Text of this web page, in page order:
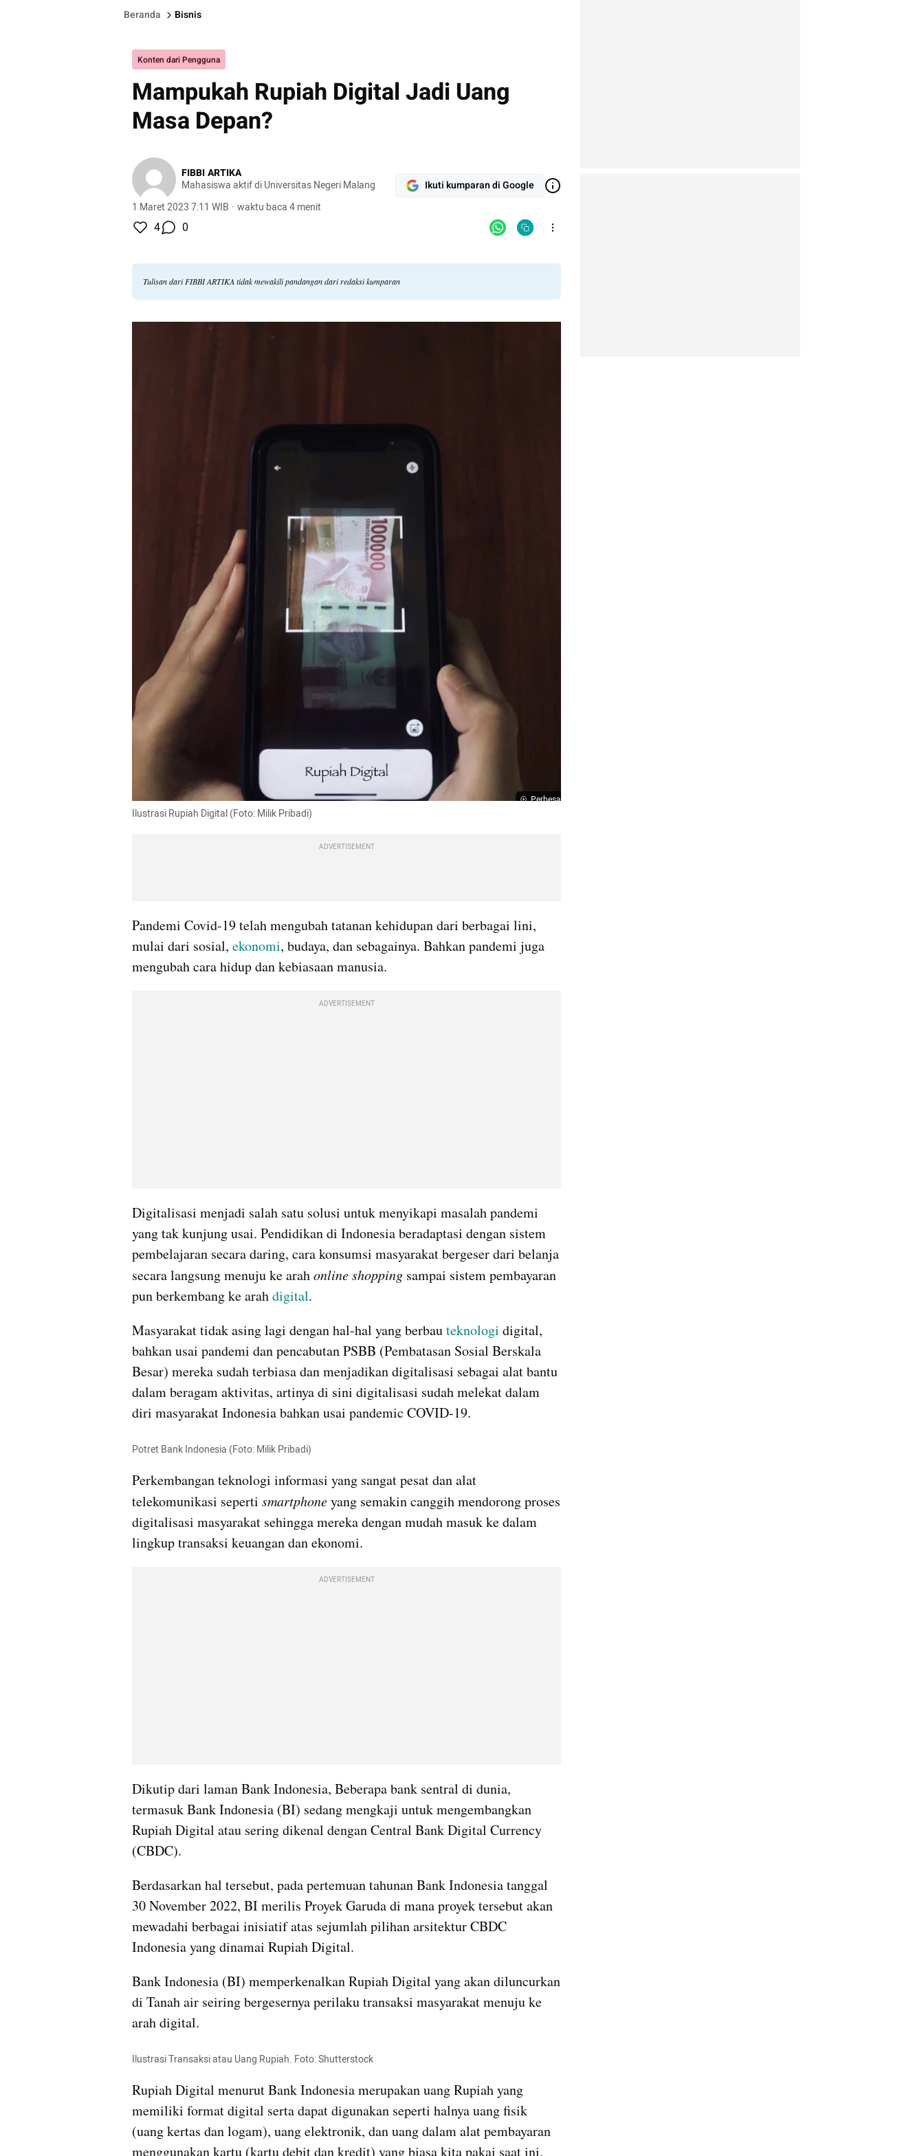
Beranda Bisnis
Konten dari Pengguna
Mampukah Rupiah Digital Jadi Uang
Masa Depan?
FIBBI ARTIKA
Mahasiswa aktif di Universitas Negeri Malang
1 Maret 2023 7:11 WIB · waktu baca 4 menit
Ikuti kumparan di Google
4 0
Tulisan dari FIBBI ARTIKA tidak mewakili pandangan dari redaksi kumparan
Perbesar
Ilustrasi Rupiah Digital (Foto: Milik Pribadi)
ADVERTISEMENT
Pandemi Covid-19 telah mengubah tatanan kehidupan dari berbagai lini,
mulai dari sosial, ekonomi, budaya, dan sebagainya. Bahkan pandemi juga
mengubah cara hidup dan kebiasaan manusia.
ADVERTISEMENT
Digitalisasi menjadi salah satu solusi untuk menyikapi masalah pandemi
yang tak kunjung usai. Pendidikan di Indonesia beradaptasi dengan sistem
pembelajaran secara daring, cara konsumsi masyarakat bergeser dari belanja
secara langsung menuju ke arah online shopping sampai sistem pembayaran
pun berkembang ke arah digital.
Masyarakat tidak asing lagi dengan hal-hal yang berbau teknologi digital,
bahkan usai pandemi dan pencabutan PSBB (Pembatasan Sosial Berskala
Besar) mereka sudah terbiasa dan menjadikan digitalisasi sebagai alat bantu
dalam beragam aktivitas, artinya di sini digitalisasi sudah melekat dalam
diri masyarakat Indonesia bahkan usai pandemic COVID-19.
Potret Bank Indonesia (Foto: Milik Pribadi)
Perkembangan teknologi informasi yang sangat pesat dan alat
telekomunikasi seperti smartphone yang semakin canggih mendorong proses
digitalisasi masyarakat sehingga mereka dengan mudah masuk ke dalam
lingkup transaksi keuangan dan ekonomi.
ADVERTISEMENT
Dikutip dari laman Bank Indonesia, Beberapa bank sentral di dunia,
termasuk Bank Indonesia (BI) sedang mengkaji untuk mengembangkan
Rupiah Digital atau sering dikenal dengan Central Bank Digital Currency
(CBDC).
Berdasarkan hal tersebut, pada pertemuan tahunan Bank Indonesia tanggal
30 November 2022, BI merilis Proyek Garuda di mana proyek tersebut akan
mewadahi berbagai inisiatif atas sejumlah pilihan arsitektur CBDC
Indonesia yang dinamai Rupiah Digital.
Bank Indonesia (BI) memperkenalkan Rupiah Digital yang akan diluncurkan
di Tanah air seiring bergesernya perilaku transaksi masyarakat menuju ke
arah digital.
Ilustrasi Transaksi atau Uang Rupiah. Foto: Shutterstock
Rupiah Digital menurut Bank Indonesia merupakan uang Rupiah yang
memiliki format digital serta dapat digunakan seperti halnya uang fisik
(uang kertas dan logam), uang elektronik, dan uang dalam alat pembayaran
menggunakan kartu (kartu debit dan kredit) yang biasa kita pakai saat ini.